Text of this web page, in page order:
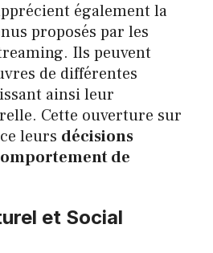
également la
proposés par les
Ils peuvent
de différentes
ainsi leur
Cette ouverture sur
leurs décisions
de
et Social